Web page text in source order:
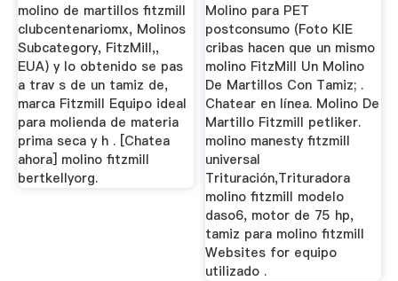
molino de martillos fitzmill
clubcentenariomx, Molinos
Subcategory, FitzMill,,
EUA) y lo obtenido se pas
a trav s de un tamiz de,
marca Fitzmill Equipo ideal
para molienda de materia
prima seca y h . [Chatea
ahora] molino fitzmill
bertkellyorg.
Molino para PET
postconsumo (Foto KIE
cribas hacen que un mismo
molino FitzMill Un Molino
De Martillos Con Tamiz; .
Chatear en línea. Molino De
Martillo Fitzmill petliker.
molino manesty fitzmill
universal
Trituración,Trituradora
molino fitzmill modelo
daso6, motor de 75 hp,
tamiz para molino fitzmill
Websites for equipo
utilizado .